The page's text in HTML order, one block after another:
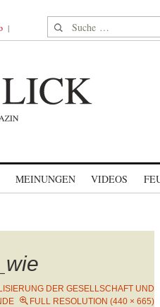
Suche nach:
MEINUNGEN VIDEOS
DER GESELLSCHAFT UND
FULL RESOLUTION (440 × 665)